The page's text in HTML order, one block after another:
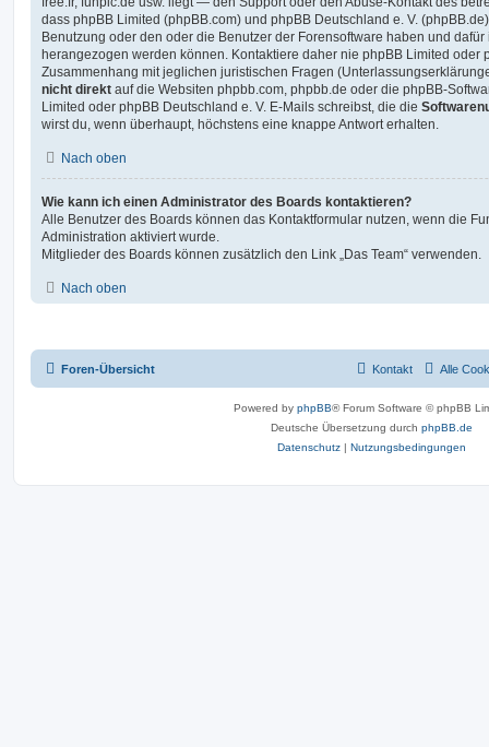
dass phpBB Limited (phpBB.com) und phpBB Deutschland e. V.
Benutzung oder den oder die Benutzer der Forensoftware haben und
herangezogen werden können. Kontaktiere daher nie phpBB Limited oder
Zusammenhang mit jeglichen juristischen Fragen
nicht direkt auf die Websiten phpbb.com, phpbb.de oder die phpBB-
Limited oder phpBB Deutschland e. V. E-Mails schreibst, die die
wirst du, wenn überhaupt, höchstens eine knappe Antwort erhalten.
Nach oben
Wie kann ich einen Administrator des Boards kontaktieren?
Alle Benutzer des Boards können das Kontaktformular nutzen, wenn die
Administration aktiviert wurde.
Mitglieder des Boards können zusätzlich den Link „Das Team“ verwenden.
Nach oben
Foren-Übersicht Alle
Kontakt
Powered by phpBB® Forum Software © phpBB
Deutsche Übersetzung durch phpBB.de
Datenschutz | Nutzungsbedingungen